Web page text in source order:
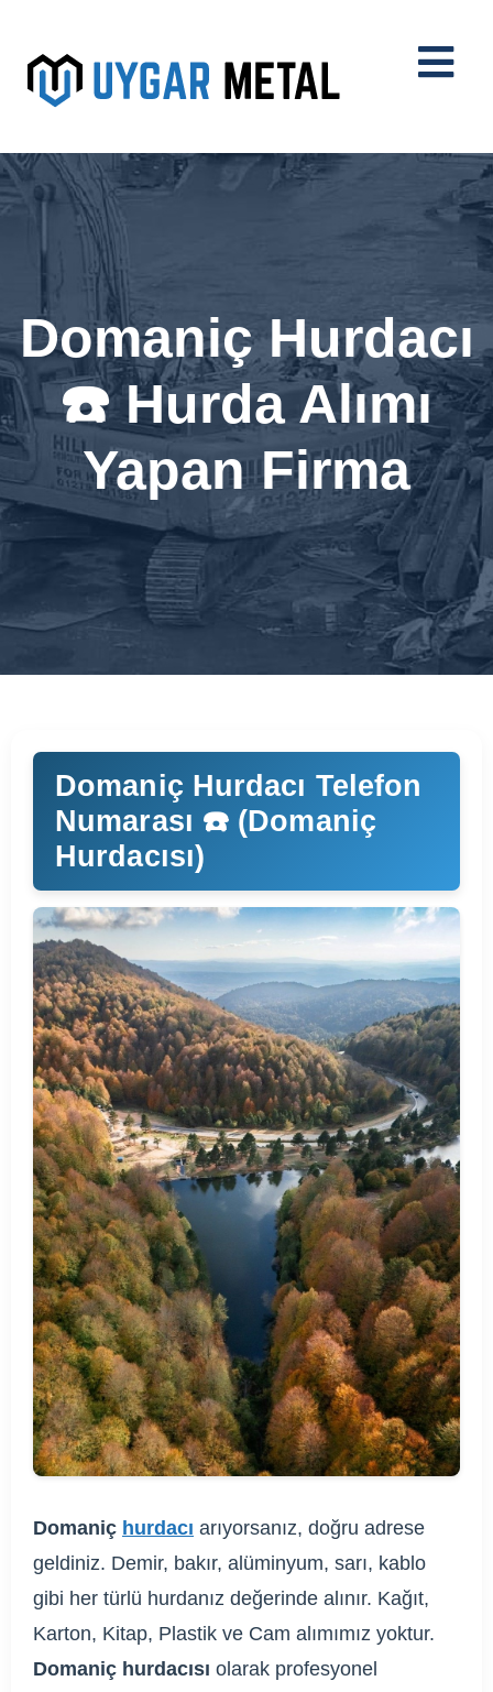
Domaniç Hurdacı
☎️ Hurda Alımı
Yapan Firma
Domaniç Hurdacı Telefon
Numarası ☎️ (Domaniç
Hurdacısı)
Domaniç hurdacı arıyorsanız, doğru adrese
geldiniz. Demir, bakır, alüminyum, sarı, kablo
gibi her türlü hurdanız değerinde alınır. Kağıt,
Karton, Kitap, Plastik ve Cam alımımız yoktur.
Domaniç hurdacısı olarak profesyonel